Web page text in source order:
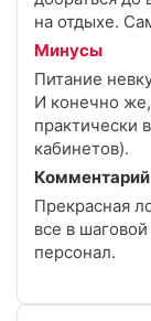
на отдыхе.
Минусы
Питание
И конечно
практически
кабинетов).
Комментарий
Прекрасная
все в
персонал.